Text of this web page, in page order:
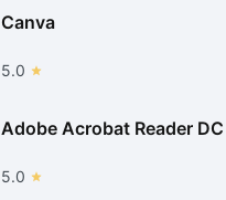
Canva
5.0
Adobe Acrobat Reader DC
5.0